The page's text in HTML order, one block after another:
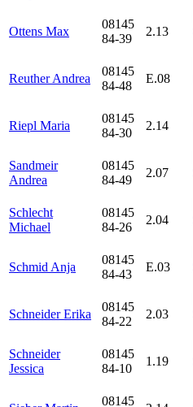
Ottens Max
08145
84-39
2.13
Reuther Andrea
08145
84-48
E.08
Riepl Maria
08145
84-30
2.14
Sandmeir
Andrea
08145
84-49
2.07
Schlecht
Michael
08145
84-26
2.04
Schmid Anja
08145
84-43
E.03
Schneider Erika
08145
84-22
2.03
Schneider
Jessica
08145
84-10
1.19
08145